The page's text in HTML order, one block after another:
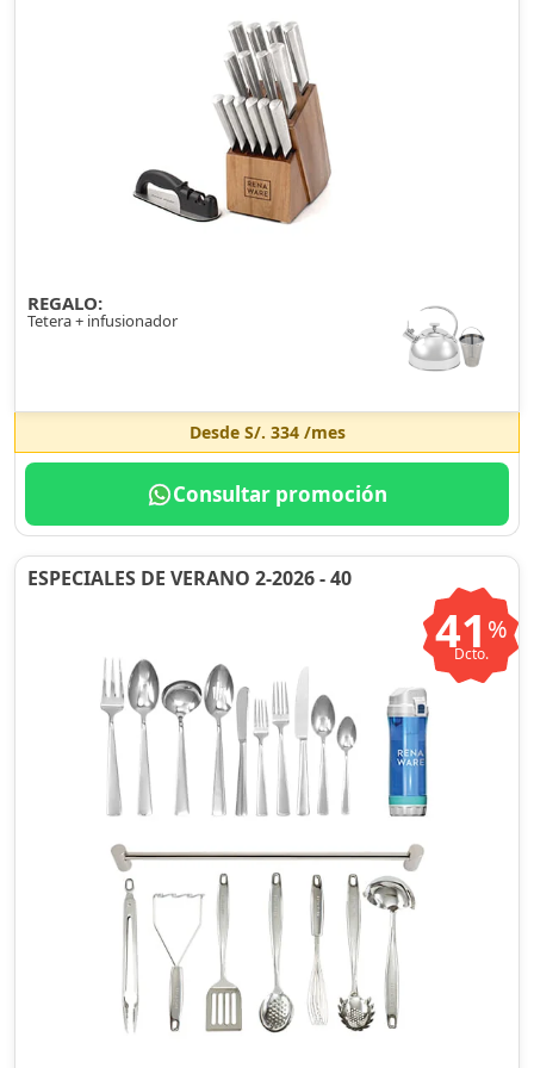
REGALO:
Tetera + infusionador
Desde S/. 334/mes
Consultar promoción
ESPECIALES DE VERANO 2-2026 - 40
41 %
Dcto.